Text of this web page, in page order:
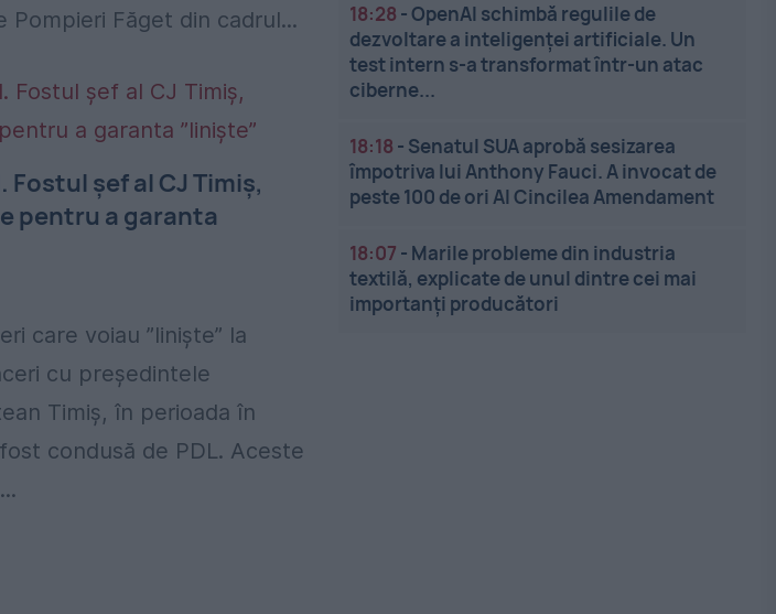
Pompieri Făget din cadrul...
Fostul șef al CJ Timiș,
pentru a garanta
care voiau ”liniște” la
cu președintele
Timiș, în perioada în
condusă de PDL. Aceste
18:28 -OpenAI schimbă regulile de
dezvoltare a inteligenței artificiale. Un
test intern s-a transformat într-un atac
ciberne...
18:18 - Senatul SUA aprobă sesizarea
împotriva lui Anthony Fauci. A invocat de
peste 100 de ori Al Cincilea Amendament
18:07 - Marile probleme din industria
textilă, explicate de unul dintre cei mai
importanți producători